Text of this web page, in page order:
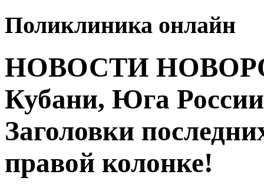
Поликлиника онлайн
НОВОСТИ
Кубани, Юга
Заголовки
правой колонке!